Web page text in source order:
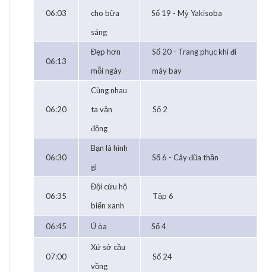
06:03
cho bữa
sáng
Số 19 - Mỳ Yakisoba
06:13
Đẹp hơn
mỗi ngày
Số 20 - Trang phục khi đi
máy bay
06:20
Cùng nhau
ta vận
động
Số 2
06:30
Bạn là hình
gì
Số 6 - Cây đũa thần
06:35
Đội cứu hộ
biển xanh
Tập 6
06:45 Ú òa Số 4
07:00
Xứ sở cầu
vồng
Số 24